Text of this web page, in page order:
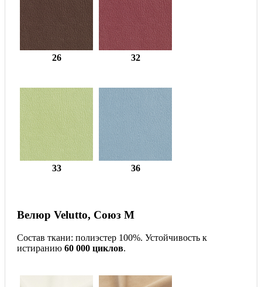
26 32
33 36
Велюр Velutto, Союз М
Состав ткани: полиэстер 100%. Устойчивость к
истиранию 60 000 циклов.